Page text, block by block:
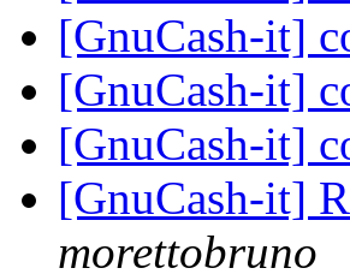
[GnuCash-it]
[GnuCash-it]
[GnuCash-it]
[GnuCash-it]
morettobruno